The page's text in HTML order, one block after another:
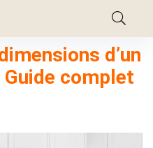
d’un
complet